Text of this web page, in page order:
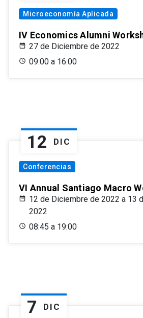
Microeconomía Aplicada
IV Economics Alumni
27 de Diciembre de 2022
09:00 a 16:00
12 DIC
Conferencias
VI Annual Santiago Macro
12 de Diciembre de 2022 a 13
2022
08:45 a 19:00
7 DIC